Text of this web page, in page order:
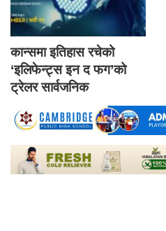
कान्समा इतिहास रचेको
‘इलिफेन्ट्स इन द फग’को
ट्रेलर सार्वजनिक